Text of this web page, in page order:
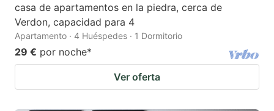
casa de apartamentos en la piedra, cerca de
Verdon, capacidad para 4
Apartamento · 4 Huéspedes · 1 Dormitorio
29 € por noche*
Ver oferta